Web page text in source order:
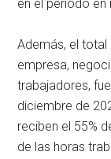
en el periodo en
Además, el
empresa,
trabajadores,
diciembre de
reciben el 55%
de las horas